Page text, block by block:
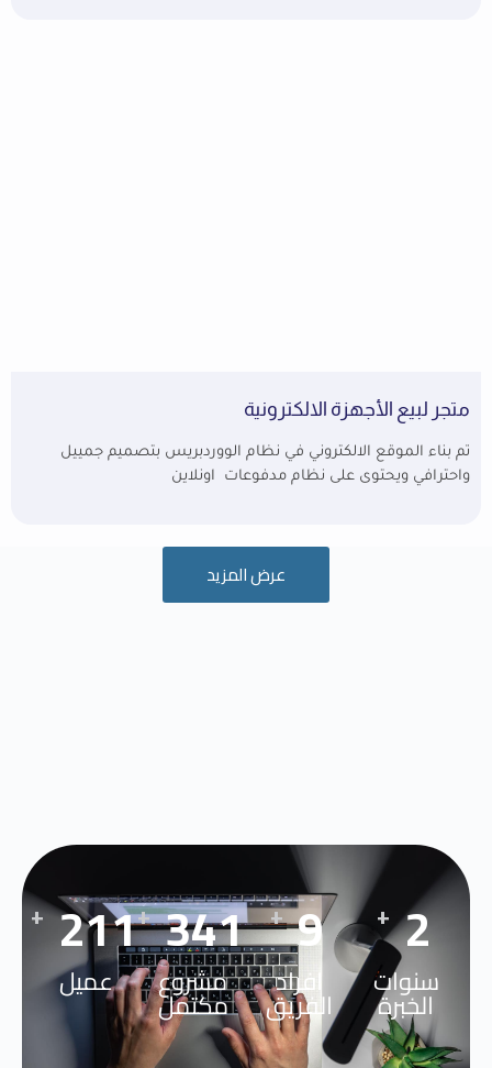
متجر لبيع الأجهزة الالكترونية
تم بناء الموقع الالكتروني في نظام الووردبريس بتصميم جمييل
واحترافي ويحتوى على نظام مدفوعات اونلاين
عرض المزيد
3
+
سنوات
الخبرة
12
+
افراد
الفريق
442
+
مشروع
مكتمل
269
+
عميل